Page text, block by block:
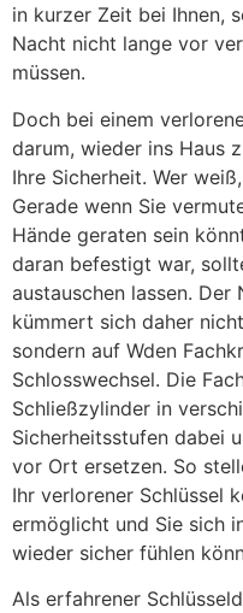
in kurzer Zeit bei Ihnen,
Nacht nicht lange vor
müssen.
Doch bei einem
darum, wieder ins Haus
Ihre Sicherheit. Wer
Gerade wenn Sie
Hände geraten sein
daran befestigt war,
austauschen lassen.
kümmert sich daher
sondern auf Wden
Schlosswechsel. Die
Schließzylinder in
Sicherheitsstufen dabei
vor Ort ersetzen. So
Ihr verlorener Schlüssel
ermöglicht und Sie sich
wieder sicher fühlen
Als erfahrener